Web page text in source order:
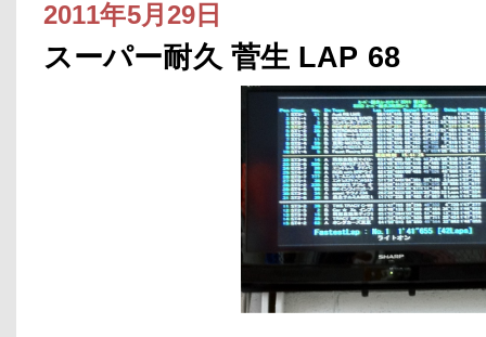
2011年5月29日
スーパー耐久 菅生 LAP 68